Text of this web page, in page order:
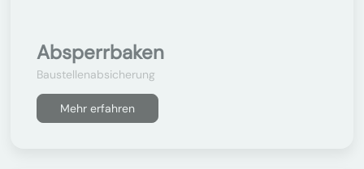
Absperrbaken
Baustellenabsicherung
Mehr erfahren